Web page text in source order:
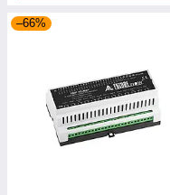
–66%